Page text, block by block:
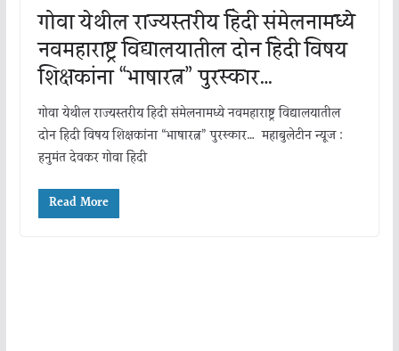
गोवा येथील राज्यस्तरीय हिंदी संमेलनामध्ये
नवमहाराष्ट्र विद्यालयातील दोन हिंदी विषय
शिक्षकांना “भाषारत्न” पुरस्कार…
गोवा येथील राज्यस्तरीय हिंदी संमेलनामध्ये नवमहाराष्ट्र विद्यालयातील
दोन हिंदी विषय शिक्षकांना “भाषारत्न” पुरस्कार… महाबुलेटीन न्यूज :
हनुमंत देवकर गोवा हिंदी
Read More